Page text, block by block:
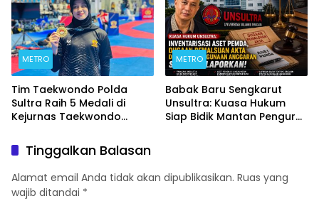
METRO
Tim Taekwondo Polda
Sultra Raih 5 Medali di
Kejurnas Taekwondo
METRO
Babak Baru Sengkarut
Unsultra: Kuasa Hukum
Siap Bidik Mantan Pengurus
Tinggalkan Balasan
Alamat email Anda tidak akan dipublikasikan. Ruas yang
wajib ditandai *